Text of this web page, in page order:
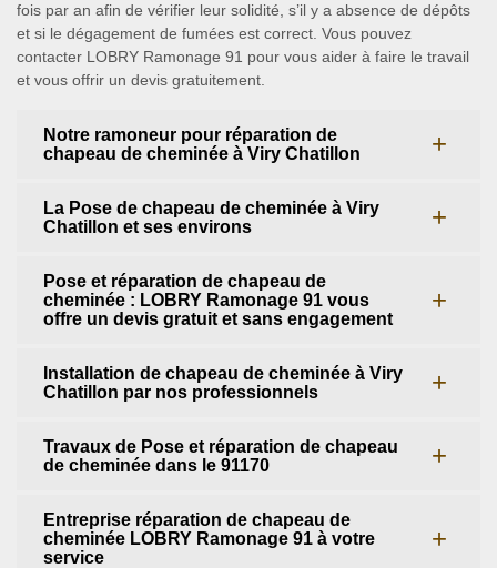
fois par an afin de vérifier leur solidité, s’il y a absence de dépôts
et si le dégagement de fumées est correct. Vous pouvez
contacter LOBRY Ramonage 91 pour vous aider à faire le travail
et vous offrir un devis gratuitement.
Notre ramoneur pour réparation de
chapeau de cheminée à Viry Chatillon
La Pose de chapeau de cheminée à Viry
Chatillon et ses environs
Pose et réparation de chapeau de
cheminée : LOBRY Ramonage 91 vous
offre un devis gratuit et sans engagement
Installation de chapeau de cheminée à Viry
Chatillon par nos professionnels
Travaux de Pose et réparation de chapeau
de cheminée dans le 91170
Entreprise réparation de chapeau de
cheminée LOBRY Ramonage 91 à votre
service